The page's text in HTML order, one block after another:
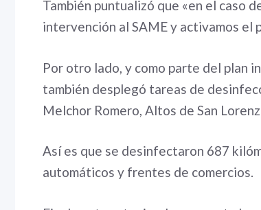
También puntualizó que «en el caso
intervención al SAME y activamos
Por otro lado, y como parte del plan
también desplegó tareas de
Melchor Romero, Altos de San
Así es que se desinfectaron 687
automáticos y frentes de comercios.